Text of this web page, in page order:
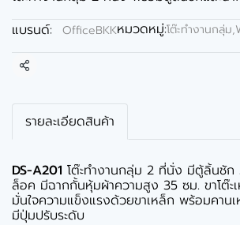
แบรนด์:
OfficeBKKหมวดหมู่:โต๊ะทำงานกลุ่ม
แชร์
รายละเอียดสินค้า
DS-A201 โต๊ะทำงานกลุ่ม 2 ที่นั่ง มีตู้ลิ้นชั
ล็อค มีฉากกั้นหุ้มผ้าความสูง 35 ซม. ขาโต๊ะ
มั่นใจความแข็งแรงด้วยขาเหล็ก พร้อมคานเ
มีปุ่มปรับระดับ